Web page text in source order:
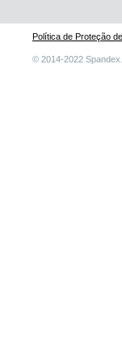
Política de Proteção
© 2014-2022